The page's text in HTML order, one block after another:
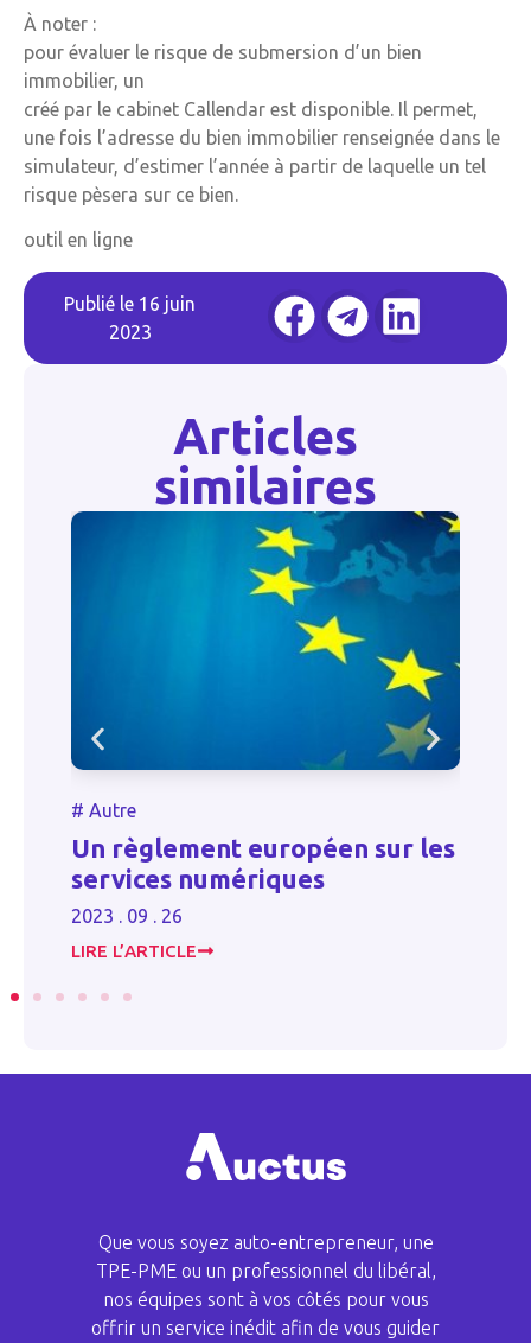
À noter :
pour évaluer le risque de submersion d’un bien
immobilier, un
créé par le cabinet Callendar est disponible. Il permet,
une fois l’adresse du bien immobilier renseignée dans le
simulateur, d’estimer l’année à partir de laquelle un tel
risque pèsera sur ce bien.
outil en ligne
Publié le 16 juin
2023
Articles
similaires
européen sur les
numériques
Et si vous
Que vous soyez auto-entrepreneur, une
TPE-PME ou un professionnel du libéral,
nos équipes sont à vos côtés pour vous
offrir un service inédit afin de vous guider